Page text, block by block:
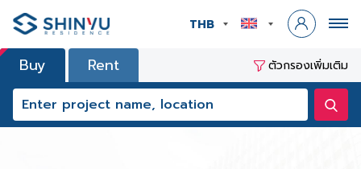
THB
Buy Rent ตัวกรองเพิ่มเติม